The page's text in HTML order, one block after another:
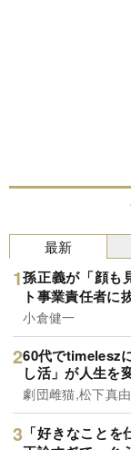
最新
孫正義が「顔も
ト事業責任者に
小倉健一
60代でtimelesz
し活」が人生を
劇団雌猫,松下真
「好きなこと